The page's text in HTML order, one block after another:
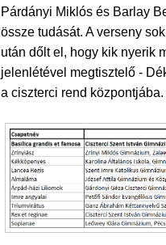
Párdányi Miklós és Barlay
össze tudását. A verseny
után dőlt el, hogy kik nyerik
jelenlétével megtisztelő -
a ciszterci rend központjába.